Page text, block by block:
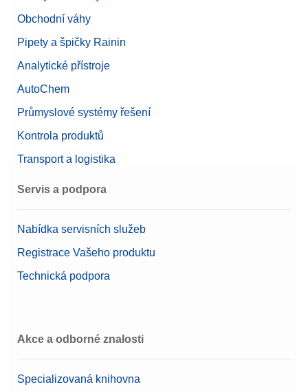
Obchodní váhy
Pipety a špičky Rainin
Analytické přístroje
AutoChem
Průmyslové systémy řešení
Kontrola produktů
Transport a logistika
Servis a podpora
Nabídka servisních služeb
Registrace Vašeho produktu
Technická podpora
Akce a odborné znalosti
Specializovaná knihovna